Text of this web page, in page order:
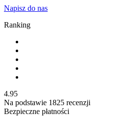
Napisz do nas
Ranking
4.95
Na podstawie 1825 recenzji
Bezpieczne płatności